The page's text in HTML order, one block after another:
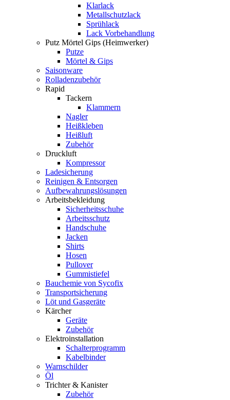
Klarlack
Metallschutzlack
Sprühlack
Lack Vorbehandlung
Putz Mörtel Gips (Heimwerker)
Putze
Mörtel & Gips
Saisonware
Rolladenzubehör
Rapid
Tackern
Klammern
Nagler
Heißkleben
Heißluft
Zubehör
Druckluft
Kompressor
Ladesicherung
Reinigen & Entsorgen
Aufbewahrungslösungen
Arbeitsbekleidung
Sicherheitsschuhe
Arbeitsschutz
Handschuhe
Jacken
Shirts
Hosen
Pullover
Gummistiefel
Bauchemie von Sycofix
Transportsicherung
Löt und Gasgeräte
Kärcher
Geräte
Zubehör
Elektroinstallation
Schalterprogramm
Kabelbinder
Warnschilder
Öl
Trichter & Kanister
Zubehör